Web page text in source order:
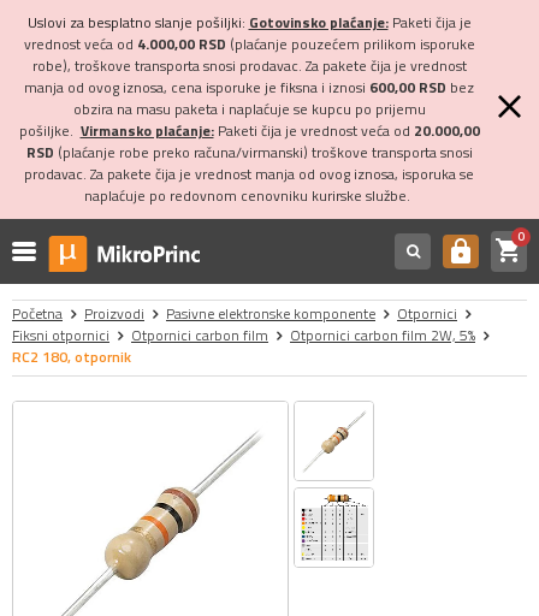
Uslovi za besplatno slanje pošiljki: Gotovinsko plaćanje:Paketi čija je
vrednost veća od 4.000,00 RSD (plaćanje pouzećem prilikom isporuke
robe), troškove transporta snosi prodavac. Za pakete čija je vrednost
manja od ovog iznosa, cena isporuke je fiksna i iznosi 600,00 RSD bez
obzira na masu paketa i naplaćuje se kupcu po prijemu
pošiljke. Virmansko plaćanje:Paketi čija je vrednost veća od 20.000,00
RSD (plaćanje robe preko računa/virmanski) troškove transporta snosi
prodavac. Za pakete čija je vrednost manja od ovog iznosa, isporuka se
naplaćuje po redovnom cenovniku kurirske službe.
https shopping_cart0
Početna Proizvodi Pasivne elektronske komponente
Otpornici
Fiksni otpornici
Otpornici carbon film
Otpornici carbon film 2W, 5%
RC2 180, otpornik